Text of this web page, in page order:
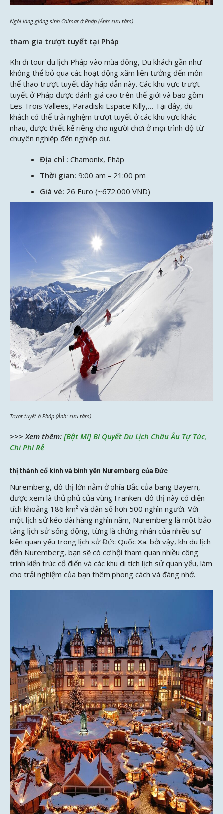
Ngôi làng giáng sinh Calmar ở Pháp (Ảnh: sưu tầm)
tham gia trượt tuyết tại Pháp
Khi đi tour du lịch Pháp vào mùa đông, Du khách gần như
không thể bỏ qua các hoạt động xăm liên tưởng đến môn
thể thao trượt tuyết đầy hấp dẫn này. Các khu vực trượt
tuyết ở Pháp được đánh giá cao trên thế giới và bao gồm
Les Trois Vallees, Paradiski Espace Killy,… Tại đây, du
khách có thể trải nghiệm trượt tuyết ở các khu vực khác
nhau, được thiết kế riêng cho người chơi ở mọi trình độ từ
chuyên nghiệp đến nghiệp dư.
Địa chỉ : Chamonix, Pháp
Thời gian: 9:00 am – 21:00 pm
Giá vé: 26 Euro (~672.000 VND)
Trượt tuyết ở Pháp (Ảnh: sưu tầm)
>>> Xem thêm: [Bật Mí] Bí Quyết Du Lịch Châu Âu Tự Túc,
Chi Phí Rẻ
thị thành cổ kính và bình yên Nuremberg của Đức
Nuremberg, đô thị lớn nằm ở phía Bắc của bang Bayern,
được xem là thủ phủ của vùng Franken. đô thị này có diện
tích khoảng 186 km² và dân số hơn 500 nghìn người. Với
một lịch sử kéo dài hàng nghìn năm, Nuremberg là một bảo
tàng lịch sử sống động, từng là chứng nhân của nhiều sự
kiện quan yếu trong lịch sử Đức Quốc Xã. bởi vậy, khi du lịch
đến Nuremberg, bạn sẽ có cơ hội tham quan nhiều công
trình kiến trúc cổ điển và các khu di tích lịch sử quan yếu, làm
cho trải nghiệm của bạn thêm phong cách và đáng nhớ.